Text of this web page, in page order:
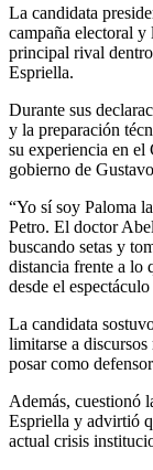
La candidata
campaña electoral y
principal rival
Espriella.
Durante sus
y la preparación
su experiencia en el
gobierno de
“Yo sí soy Paloma
Petro. El doctor
buscando setas y
distancia frente a lo
desde el
La candidata
limitarse a
posar como
Además, cuestionó
Espriella y advirtió
actual crisis